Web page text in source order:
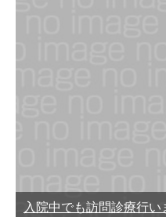
入院中でも訪問診療行い